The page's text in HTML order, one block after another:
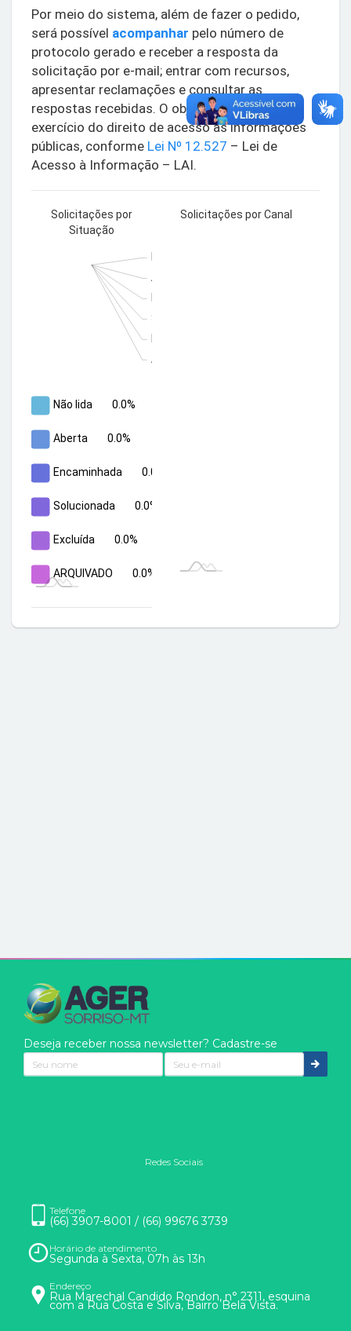
Por meio do sistema, além de fazer o pedido,
será possível acompanhar pelo número de
protocolo gerado e receber a resposta da
solicitação por e-mail; entrar com recursos,
apresentar reclamações e consultar as
respostas recebidas. O objetivo é facilitar o
exercício do direito de acesso às informações
públicas, conforme Lei Nº 12.527 – Lei de
Acesso à Informação – LAI.
Solicitações por
Situação
Aberta: 0.0%
Solucionada: 0.0%
ARQUIVADO: 0.0%
Não lida 0.0%
Aberta 0.0%
Encaminhada 0.0%
Solucionada 0.0%
Excluída 0.0%
ARQUIVADO 0.0%
Solicitações por Canal
Deseja receber nossa newsletter? Cadastre-se
Redes Sociais
Telefone
(66) 3907-8001 / (66) 99676 3739
Horário de atendimento
Segunda à Sexta, 07h às 13h
Endereço
Rua Marechal Candido Rondon, n° 2311, esquina
com a Rua Costa e Silva, Bairro Bela Vista.
Eles são usados para aprimorar a sua experiência. Ao clicar
em entendi ou continuar na página, você concorda com o uso
de cookies.
Saber mais
ENTENDI